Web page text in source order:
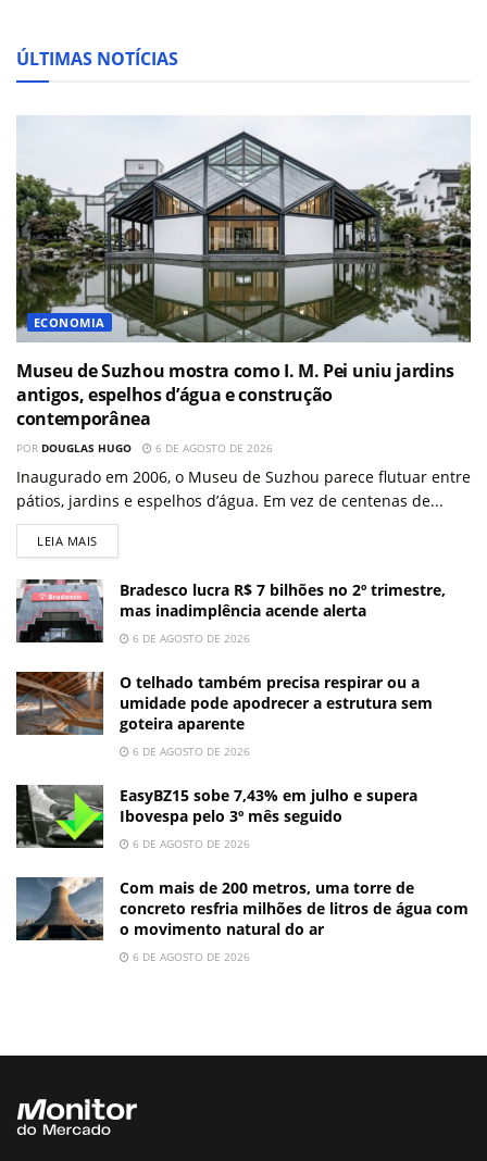
ÚLTIMAS NOTÍCIAS
ECONOMIA
Museu de Suzhou mostra como I. M. Pei uniu jardins
antigos, espelhos d’água e construção
contemporânea
POR DOUGLAS HUGO 6 DE AGOSTO DE 2026
Inaugurado em 2006, o Museu de Suzhou parece flutuar entre
pátios, jardins e espelhos d’água. Em vez de centenas de...
LEIA MAIS
Bradesco lucra R$ 7 bilhões no 2º trimestre,
mas inadimplência acende alerta
6 DE AGOSTO DE 2026
O telhado também precisa respirar ou a
umidade pode apodrecer a estrutura sem
goteira aparente
6 DE AGOSTO DE 2026
EasyBZ15 sobe 7,43% em julho e supera
Ibovespa pelo 3º mês seguido
6 DE AGOSTO DE 2026
Com mais de 200 metros, uma torre de
concreto resfria milhões de litros de água com
o movimento natural do ar
6 DE AGOSTO DE 2026